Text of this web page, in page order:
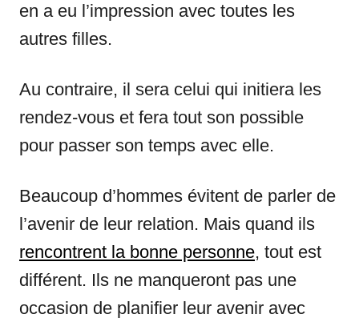
en a eu l’impression avec toutes les
autres filles.
Au contraire, il sera celui qui initiera les
rendez-vous et fera tout son possible
pour passer son temps avec elle.
Beaucoup d’hommes évitent de parler de
l’avenir de leur relation. Mais quand ils
rencontrent la bonne personne, tout est
différent. Ils ne manqueront pas une
occasion de planifier leur avenir avec